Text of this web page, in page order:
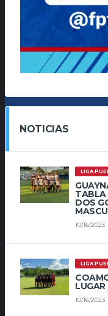
NOTICIAS
LIGA
TABLA
DOS
10/16/2023
LIGA
LUGAR
10/16/2023